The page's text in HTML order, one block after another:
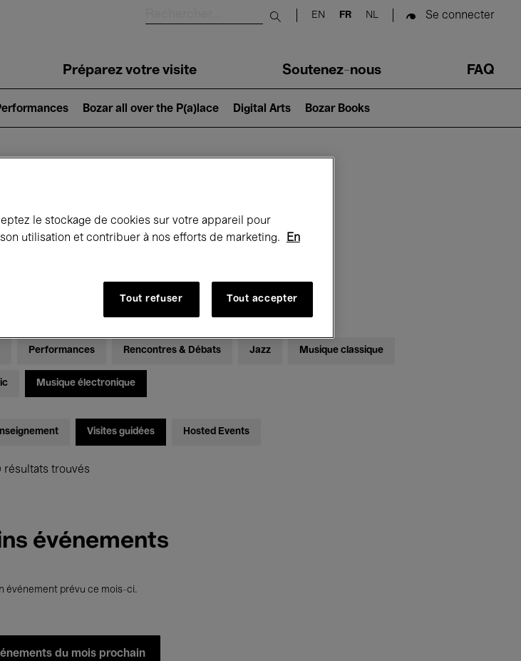
Submit search
EN FR NL Se connecter
Préparez votre visite Soutenez-nous FAQ
Bozar all over the P(a)lace Digital Arts Bozar Books
à Bozar
Performances Rencontres & Débats Jazz Musique classique
Musique électronique
Visites guidées Hosted Events
résultats trouvés
événements
événement prévu ce mois-ci.
du mois prochain
le stockage de cookies sur votre appareil pour
utilisation et contribuer à nos efforts de marketing.
En
Tout refuser Tout accepter